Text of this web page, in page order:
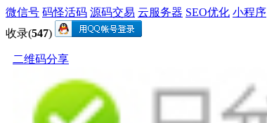
微信号 码怪活码 源码交易 云服务器 SEO优化 小程序
收录(547)
二维码分享